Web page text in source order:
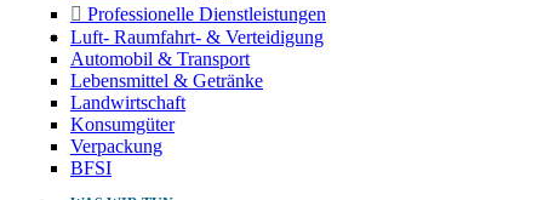
Professionelle Dienstleistungen
Luft- Raumfahrt- & Verteidigung
Automobil & Transport
Lebensmittel & Getränke
Landwirtschaft
Konsumgüter
Verpackung
BFSI